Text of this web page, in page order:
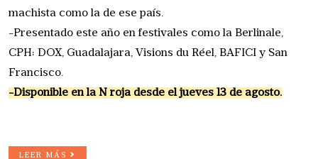
machista como la de ese país.
-Presentado este año en festivales como la Berlinale,
CPH: DOX, Guadalajara, Visions du Réel, BAFICI y San
Francisco.
-Disponible en la N roja desde el jueves 13 de agosto.
LEER MÁS